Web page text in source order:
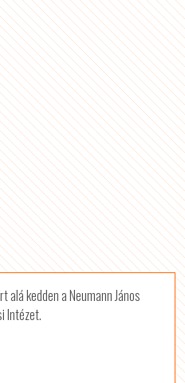
kedden a Neumann János
Intézet.